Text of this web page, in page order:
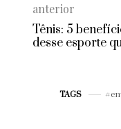
anterior
Tênis: 5
desse esporte
TAGS